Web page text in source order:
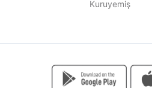
Kuruyemiş